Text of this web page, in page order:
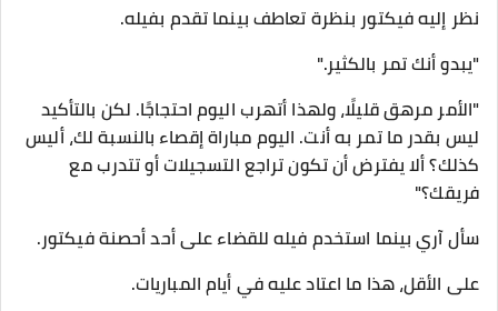
نظر إليه فيكتور بنظرة تعاطف بينما تقدم بفيله.
"يبدو أنك تمر بالكثير."
"الأمر مرهق قليلًا، ولهذا أتهرب اليوم احتجاجًا. لكن بالتأكيد
ليس بقدر ما تمر به أنت. اليوم مباراة إقصاء بالنسبة لك، أليس
كذلك؟ ألا يفترض أن تكون تراجع التسجيلات أو تتدرب مع
فريقك؟"
سأل آري بينما استخدم فيله للقضاء على أحد أحصنة فيكتور.
على الأقل، هذا ما اعتاد عليه في أيام المباريات.